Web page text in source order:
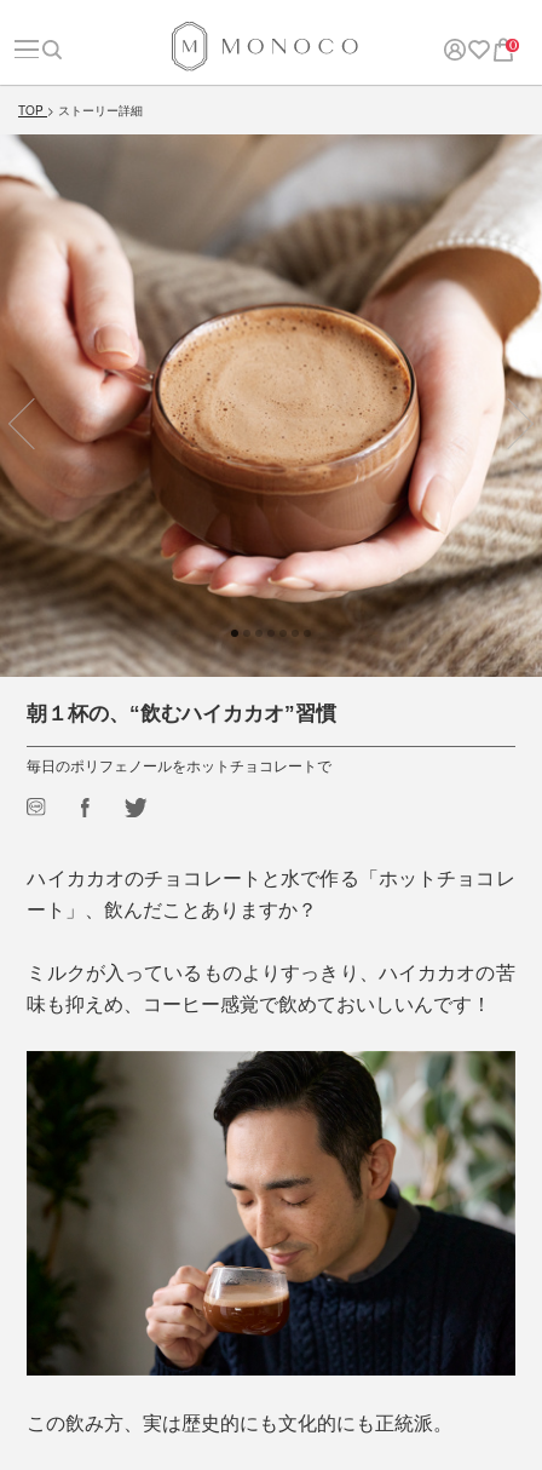
0
TOP ストーリー詳細
朝１杯の、“飲むハイカカオ”習慣
毎日のポリフェノールをホットチョコレートで
ハイカカオのチョコレートと水で作る「ホットチョコレ
ート」、飲んだことありますか？
ミルクが入っているものよりすっきり、ハイカカオの苦
味も抑えめ、コーヒー感覚で飲めておいしいんです！
この飲み方、実は歴史的にも文化的にも正統派。